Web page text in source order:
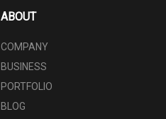
ABOUT
COMPANY
BUSINESS
PORTFOLIO
BLOG